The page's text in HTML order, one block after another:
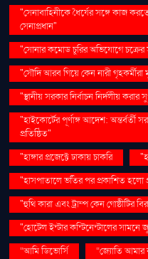
"সেনাবাহিনীকে ধৈর্যের সঙ্গে কাজ
সেনাপ্রধান"
"সোনার কমোড চুরির অভিযোগে চক্রের
"সৌদি আরব গিয়ে কেন নারী
"স্থানীয় সরকার নির্বাচন নির্দলীয় করার
"হাইকোর্টের পূর্ণাঙ্গ আদেশ:
প্রতিষ্ঠিত"
"হাঙ্গার প্রজেক্টে ঢাকায় চাকরি
"হাসপাতালে ভর্তির পর প্রকাশিত হলো
"হুথি কারা এবং ট্রাম্প কেন গোষ্ঠীটির
"হোটেল ইন্টার কন্টিনেন্টালের
“আমি ডিভোর্সি
“জ্যোতি